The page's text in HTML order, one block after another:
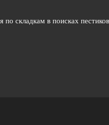
по складкам в поисках